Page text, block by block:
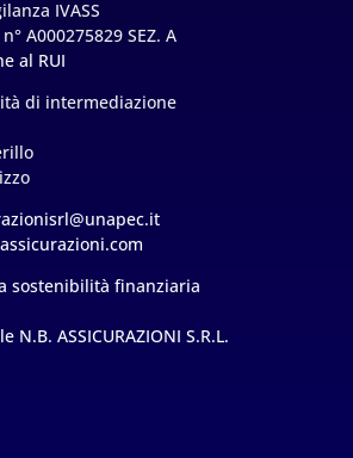
IVASS
A000275829 SEZ. A
al RUI
di intermediazione
sostenibilità finanziaria
N.B. ASSICURAZIONI S.R.L.